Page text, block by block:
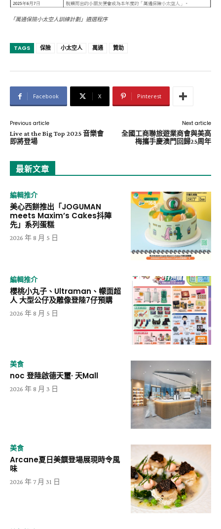
「萬通保險小太空人訓練計劃」遴選程序
TAGS 保險 小太空人 萬通 贊助
Facebook X Pinterest
Previous article
Live at the Big Top 2025 音樂會
即將登場
Next article
全國工商聯旅遊業商會與美高
梅攜手慶澳門回歸25周年
最新文章
編輯推介
美心西餅推出「JOGUMAN
meets Maxim’s Cakes抖陣
先」系列蛋糕
2026 年 8 月 5 日
編輯推介
櫻桃小丸子、Ultraman、幪面超
人 大型公仔及雕像登陸7仔預購
2026 年 8 月 5 日
美食
noc 登陸啟德天璽· 天Mall
2026 年 8 月 3 日
美食
Arcane夏日美饌登場展現時令風
味
2026 年 7 月 31 日